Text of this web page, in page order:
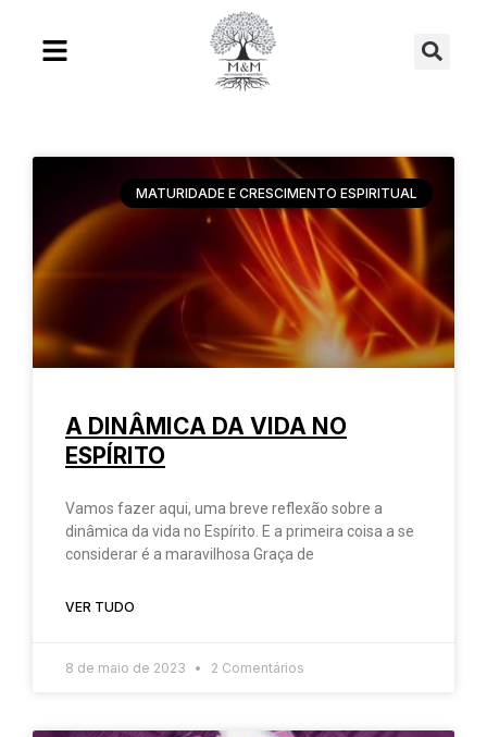
MATURIDADE E CRESCIMENTO ESPIRITUAL
A DINÂMICA DA VIDA NO
ESPÍRITO
Vamos fazer aqui, uma breve reflexão sobre a
dinâmica da vida no Espírito. E a primeira coisa a se
considerar é a maravilhosa Graça de
VER TUDO
8 de maio de 2023 2 Comentários